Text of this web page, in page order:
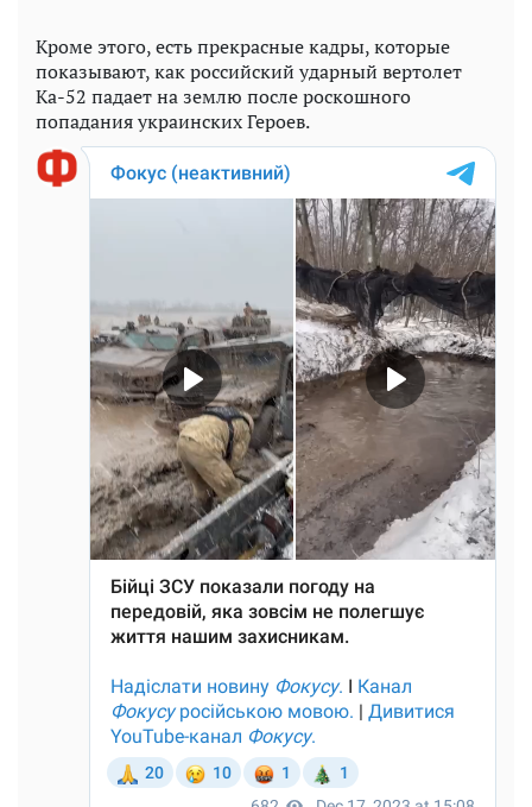
Кроме этого, есть прекрасные кадры, которые
показывают, как российский ударный вертолет
Ка-52 падает на землю после роскошного
попадания украинских Героев.